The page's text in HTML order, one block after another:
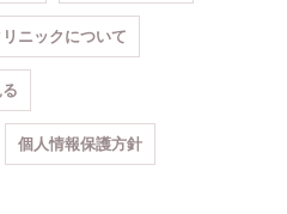
リニックについて
個人情報保護方針